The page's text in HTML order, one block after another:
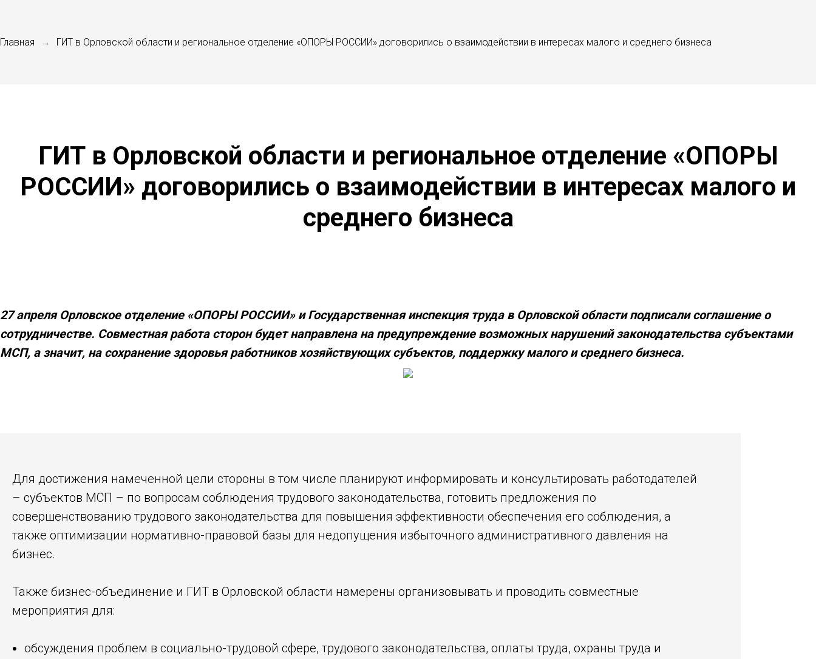
Главная → ГИТ в Орловской области и региональное отделение «ОПОРЫ РОССИИ» договорились о взаимодействии в интересах малого и среднего бизнеса
ГИТ в Орловской области и региональное отделение «ОПОРЫ
РОССИИ» договорились о взаимодействии в интересах малого и
среднего бизнеса
27 апреля Орловское отделение «ОПОРЫ РОССИИ» и Государственная инспекция труда в Орловской области подписали соглашение о
сотрудничестве. Совместная работа сторон будет направлена на предупреждение возможных нарушений законодательства субъектами
МСП, а значит, на сохранение здоровья работников хозяйствующих субъектов, поддержку малого и среднего бизнеса.
Для достижения намеченной цели стороны в том числе планируют информировать и консультировать работодателей
– субъектов МСП – по вопросам соблюдения трудового законодательства, готовить предложения по
совершенствованию трудового законодательства для повышения эффективности обеспечения его соблюдения, а
также оптимизации нормативно-правовой базы для недопущения избыточного административного давления на
бизнес.
Также бизнес-объединение и ГИТ в Орловской области намерены организовывать и проводить совместные
мероприятия для:
обсуждения проблем в социально-трудовой сфере, трудового законодательства, оплаты труда, охраны труда и